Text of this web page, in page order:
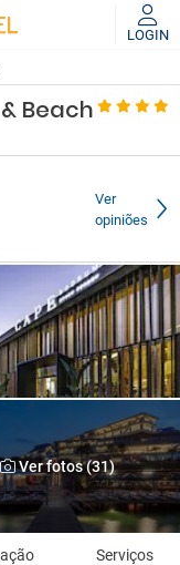
LOGIN
Beach
Ver
opiniões
Ver fotos (31)
Serviços